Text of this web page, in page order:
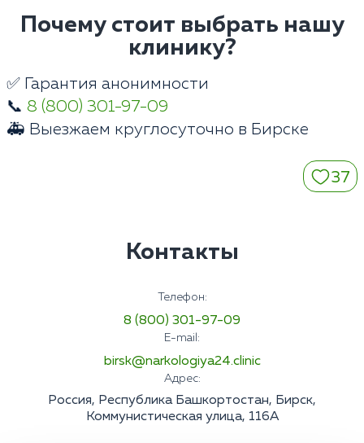
Почему стоит выбрать нашу
клинику?
✅ Гарантия анонимности
📞 8 (800) 301-97-09
🚑 Выезжаем круглосуточно в Бирске
37
Контакты
Телефон:
8 (800) 301-97-09
E-mail:
birsk@narkologiya24.clinic
Адрес:
Россия, Республика Башкортостан, Бирск,
Коммунистическая улица, 116А